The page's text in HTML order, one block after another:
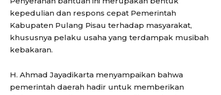
kepedulian dan respons cepat Pemerintah
Kabupaten Pulang Pisau terhadap masyarakat,
khususnya pelaku usaha yang terdampak musibah
kebakaran.
H. Ahmad Jayadikarta menyampaikan bahwa
pemerintah daerah hadir untuk memberikan